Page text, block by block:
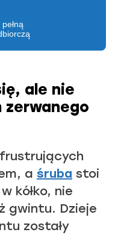
ale nie
zerwanego
a śruba stoi
kółko, nie
gwintu. Dzieje
zostały